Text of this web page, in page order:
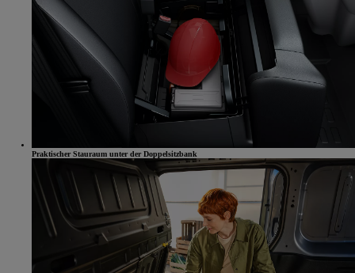
Praktischer Stauraum unter der Doppelsitzbank